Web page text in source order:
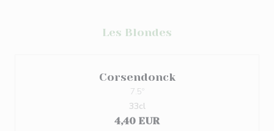
Les Blondes
Corsendonck
7.5º
4,40 EUR
33cl